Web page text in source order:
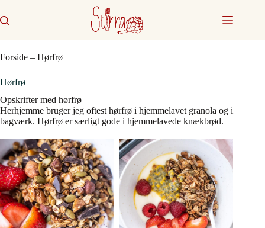
til
indhold
Forside – Hørfrø
Hørfrø
Opskrifter med hørfrø
Herhjemme bruger jeg oftest hørfrø i hjemmelavet granola og i
bagværk. Hørfrø er særligt gode i hjemmelavede knækbrød.